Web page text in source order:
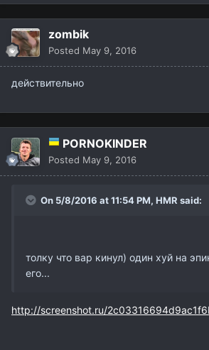
zombik
Posted May 9, 2016
действительно
PORNOKINDER
Posted May 9, 2016
On 5/8/2016 at 11:54 PM, HMR said:
толку что вар кинул) один хуй на
его...
http://screenshot.ru/